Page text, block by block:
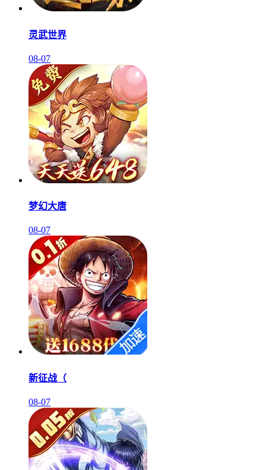
灵武世界
08-07
梦幻大唐
08-07
新征战（
08-07